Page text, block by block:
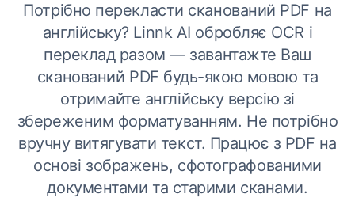
Потрібно перекласти сканований PDF на
англійську? Linnk AI обробляє OCR і
переклад разом — завантажте Ваш
сканований PDF будь-якою мовою та
отримайте англійську версію зі
збереженим форматуванням. Не потрібно
вручну витягувати текст. Працює з PDF на
основі зображень, сфотографованими
документами та старими сканами.